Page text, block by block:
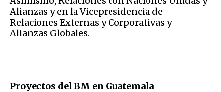
Alianzas y en la Vicepresidencia de
Relaciones Externas y Corporativas y
Alianzas Globales.
Proyectos del BM en Guatemala